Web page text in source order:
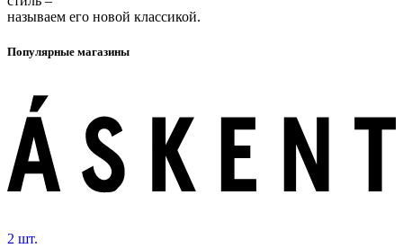
называем его новой классикой.
Популярные магазины
2 шт.